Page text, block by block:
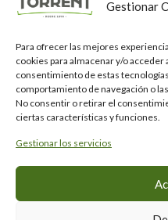
Gestionar
Para ofrecer las mejores
cookies para almacenar y/o
consentimiento de estas
comportamiento de navegación o
No consentir o retirar el
ciertas características y funciones.
Gestionar los servicios
Aceitunas Torrent S.L.
Europeos, cuyo objetivo
sostenible y la
gracias al cual ha
Acción con el objetivo
mediante la
online y el comercio
contado con el apoyo
Desarrollo Regional
Aviso Legal·